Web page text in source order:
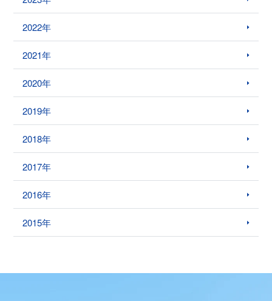
2022年
2021年
2020年
2019年
2018年
2017年
2016年
2015年